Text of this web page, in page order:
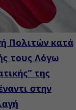
Πολιτών κατά
τους Λόγω
της
στην